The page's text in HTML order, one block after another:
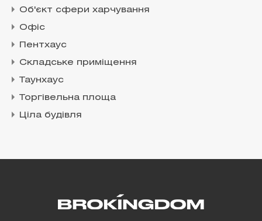
Об'єкт сфери харчування
Офіс
Пентхаус
Складське приміщення
Таунхаус
Торгівельна площа
Ціла будівля